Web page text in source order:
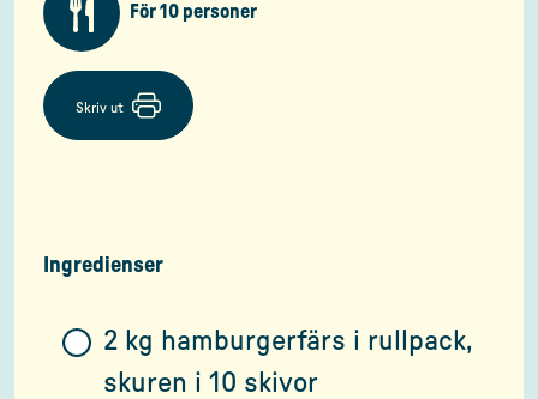
För 10 personer
Skriv ut
Ingredienser
2 kg hamburgerfärs i rullpack,
skuren i 10 skivor